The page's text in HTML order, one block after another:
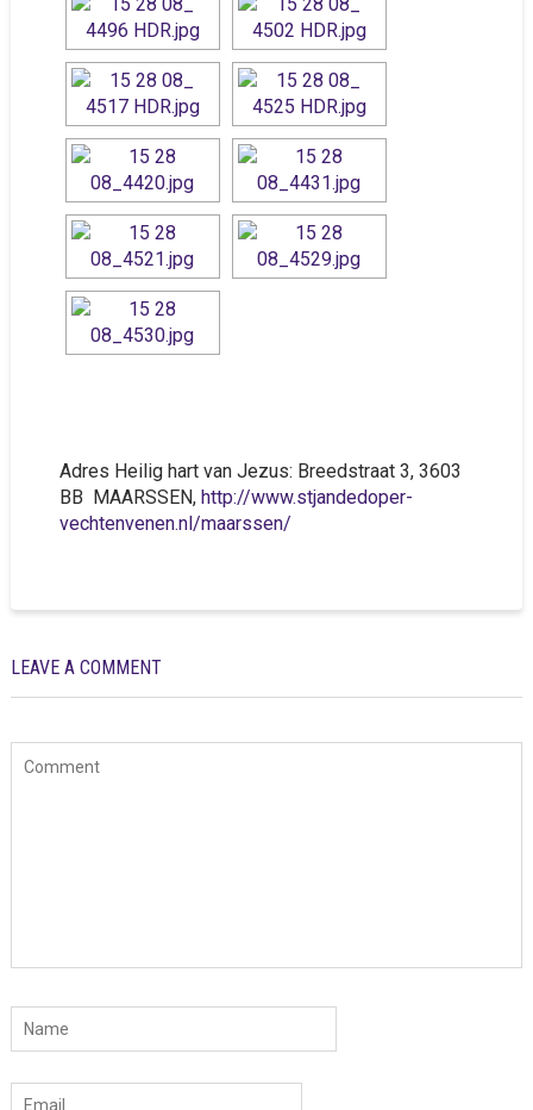
Adres Heilig hart van Jezus: Breedstraat 3, 3603
BB MAARSSEN, http://www.stjandedoper-
vechtenvenen.nl/maarssen/
LEAVE A COMMENT